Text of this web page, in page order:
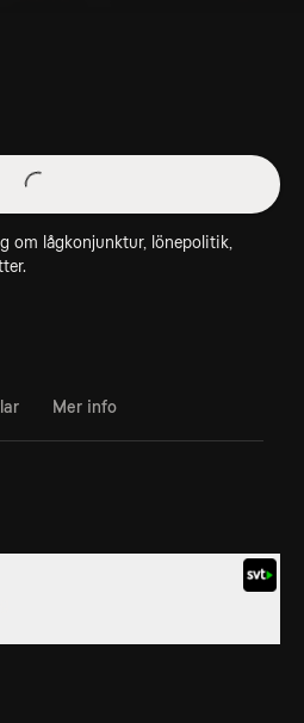
om lågkonjunktur, lönepolitik,
Mer info